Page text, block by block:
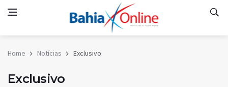
Home Notícias Exclusivo
Exclusivo